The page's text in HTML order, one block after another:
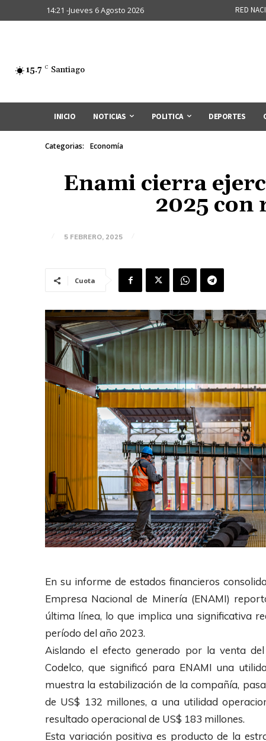
14:21 -Jueves 6 Agosto 2026 RED
15.7 C Santiago
INICIO NOTICIAS POLITICA DEPORTES
Categorias: Economía
Enami cierra
2025 con
5 FEBRERO, 2025
Cuota
En su informe de estados financieros
Empresa Nacional de Minería (ENAMI)
última línea, lo que implica una significativa
período del año 2023.
Aislando el efecto generado por la venta
Codelco, que significó para ENAMI una
muestra la estabilización de la compañía,
de US$ 132 millones, a una utilidad
resultado operacional de US$ 183 millones.
Esta variación positiva es producto de la